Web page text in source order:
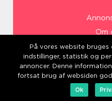
Om
På vores website bruges
indstillinger, statistik og
annoncer. Denne
fortsat brug af websiden
Ok